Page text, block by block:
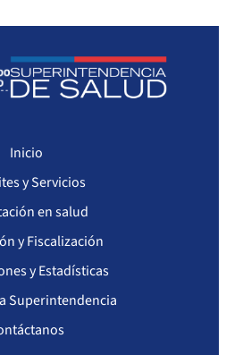
Ley Corta de Isapres
Inicio
y Servicios
en salud
y Fiscalización
y Estadísticas
Superintendencia